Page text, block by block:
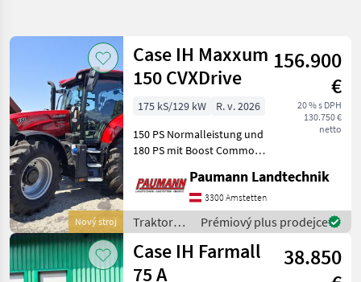
Nový stroj
Case IH Maxxum
150 CVXDrive
156.900
€
20 % s DPH
130.750 €
netto
175 kS/129 kW
R. v. 2026
150 PS Normalleistung und
180 PS mit Boost Common
Hubraum, 6 Zylinder und
740Nm max. Drehmoment
und Abgasstufe V
Stufenloses Getriebe 50
km/
Paumann Landtechnik
3300 Amstetten
Traktory /
Case IH
Prémiový plus prodejce
Case IH Farmall
75 A
38.850